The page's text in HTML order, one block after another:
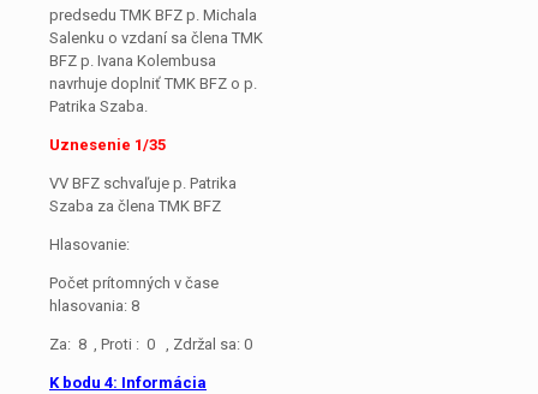
predsedu TMK BFZ p. Michala
Salenku o vzdaní sa člena TMK
BFZ p. Ivana Kolembusa
navrhuje doplniť TMK BFZ o p.
Patrika Szaba.
Uznesenie 1/35
VV BFZ schvaľuje p. Patrika
Szaba za člena TMK BFZ
Hlasovanie:
Počet prítomných v čase
hlasovania: 8
Za: 8 , Proti : 0 , Zdržal sa: 0
K bodu 4: Informácia